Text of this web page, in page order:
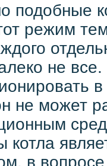
подобные
режим
не
не может
котла
в